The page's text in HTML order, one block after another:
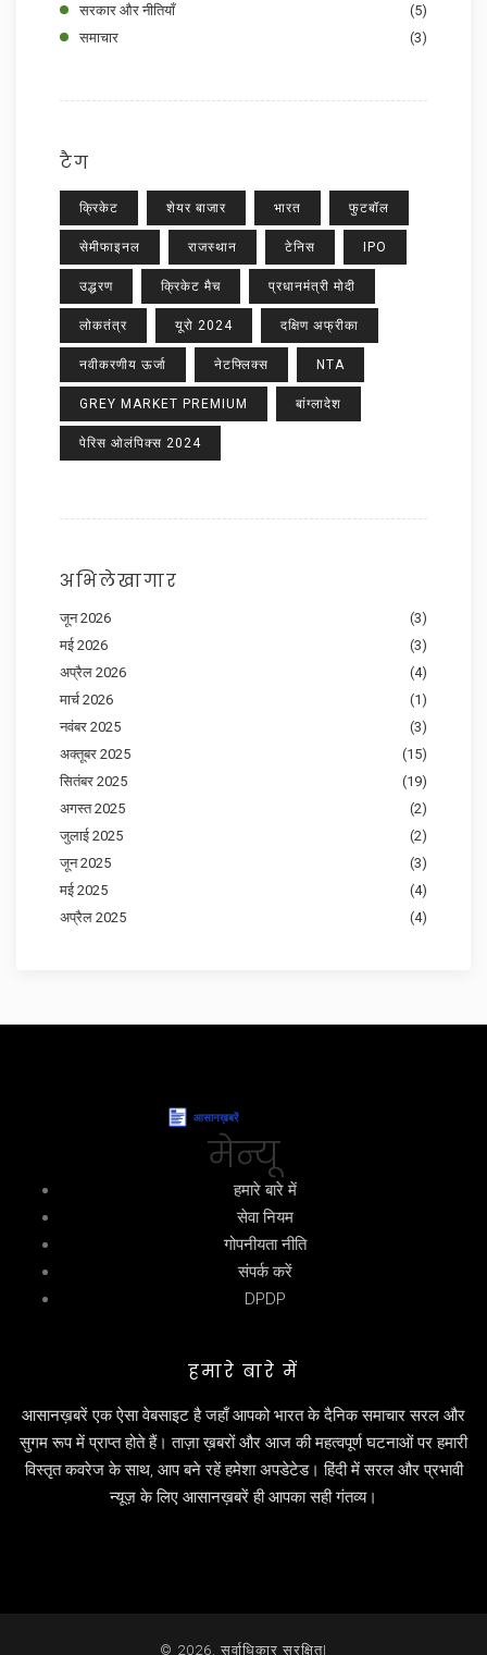
सरकार और नीतियाँ
(5)
समाचार
(3)
टैग
क्रिकेट शेयर बाजार भारत फुटबॉल
सेमीफाइनल राजस्थान टेनिस IPO
उद्धरण क्रिकेट मैच प्रधानमंत्री मोदी
लोकतंत्र यूरो 2024 दक्षिण अफ्रीका
नवीकरणीय ऊर्जा नेटफ्लिक्स NTA
GREY MARKET PREMIUM बांग्लादेश
पेरिस ओलंपिक्स 2024
अभिलेखागार
जून 2026
(3)
मई 2026
(3)
अप्रैल 2026
(4)
मार्च 2026
(1)
नवंबर 2025
(3)
अक्तूबर 2025
(15)
सितंबर 2025
(19)
अगस्त 2025
(2)
जुलाई 2025
(2)
जून 2025
(3)
मई 2025
(4)
अप्रैल 2025
(4)
मेन्यू
हमारे बारे में
सेवा नियम
गोपनीयता नीति
संपर्क करें
DPDP
हमारे बारे में
आसानख़बरें एक ऐसा वेबसाइट है जहाँ आपको भारत के दैनिक समाचार सरल और
सुगम रूप में प्राप्त होते हैं। ताज़ा ख़बरों और आज की महत्वपूर्ण घटनाओं पर हमारी
विस्तृत कवरेज के साथ, आप बने रहें हमेशा अपडेटेड। हिंदी में सरल और प्रभावी
न्यूज़ के लिए आसानख़बरें ही आपका सही गंतव्य।
© 2026. सर्वाधिकार सुरक्षित|